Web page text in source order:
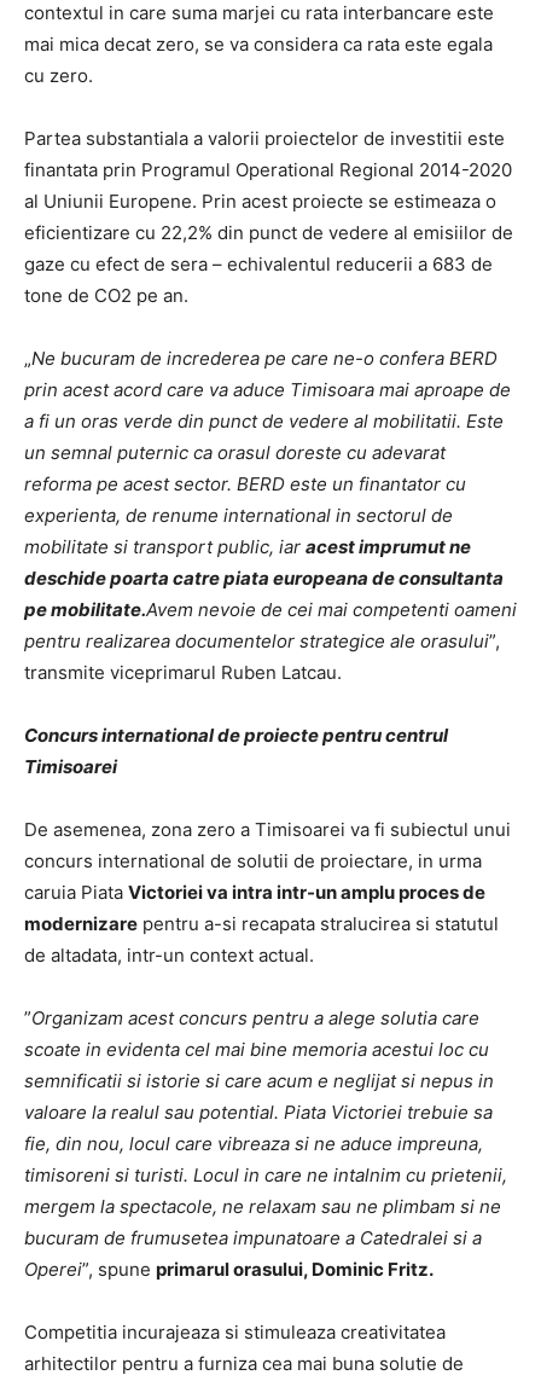
contextul in care suma marjei cu rata interbancare este
mai mica decat zero, se va considera ca rata este egala
cu zero.
Partea substantiala a valorii proiectelor de investitii este
finantata prin Programul Operational Regional 2014-2020
al Uniunii Europene. Prin acest proiecte se estimeaza o
eficientizare cu 22,2% din punct de vedere al emisiilor de
gaze cu efect de sera – echivalentul reducerii a 683 de
tone de CO2 pe an.
„Ne bucuram de increderea pe care ne-o confera BERD
prin acest acord care va aduce Timisoara mai aproape de
a fi un oras verde din punct de vedere al mobilitatii. Este
un semnal puternic ca orasul doreste cu adevarat
reforma pe acest sector. BERD este un finantator cu
experienta, de renume international in sectorul de
mobilitate si transport public, iar acest imprumut ne
deschide poarta catre piata europeana de consultanta
pe mobilitate.Avem nevoie de cei mai competenti oameni
pentru realizarea documentelor strategice ale orasului”,
transmite viceprimarul Ruben Latcau.
Concurs international de proiecte pentru centrul
Timisoarei
De asemenea, zona zero a Timisoarei va fi subiectul unui
concurs international de solutii de proiectare, in urma
caruia Piata Victoriei va intra intr-un amplu proces de
modernizare pentru a-si recapata stralucirea si statutul
de altadata, intr-un context actual.
”Organizam acest concurs pentru a alege solutia care
scoate in evidenta cel mai bine memoria acestui loc cu
semnificatii si istorie si care acum e neglijat si nepus in
valoare la realul sau potential. Piata Victoriei trebuie sa
fie, din nou, locul care vibreaza si ne aduce impreuna,
timisoreni si turisti. Locul in care ne intalnim cu prietenii,
mergem la spectacole, ne relaxam sau ne plimbam si ne
bucuram de frumusetea impunatoare a Catedralei si a
Operei”, spune primarul orasului, Dominic Fritz.
Competitia incurajeaza si stimuleaza creativitatea
arhitectilor pentru a furniza cea mai buna solutie de